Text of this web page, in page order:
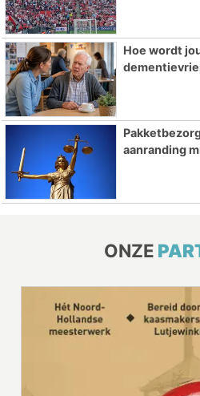
Hoe wordt
aanranding
ONZE